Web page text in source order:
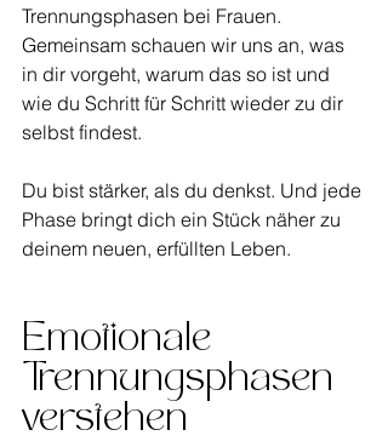
Trennungsphasen bei Frauen.
Gemeinsam schauen wir uns an, was
in dir vorgeht, warum das so ist und
wie du Schritt für Schritt wieder zu dir
selbst findest.
Du bist stärker, als du denkst. Und jede
Phase bringt dich ein Stück näher zu
deinem neuen, erfüllten Leben.
Emotionale
Trennungsphasen
verstehen